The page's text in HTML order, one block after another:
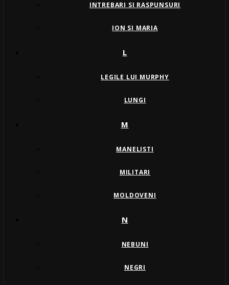
INTREBARI SI RASPUNSURI
ION SI MARIA
L
LEGILE LUI MURPHY
LUNGI
M
MANELISTI
MILITARI
MOLDOVENI
N
NEBUNI
NEGRI